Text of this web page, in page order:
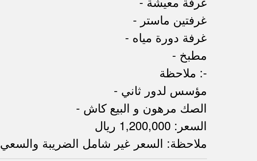
- غرفتين ماستر
- غرفة دورة مياه
- مطبخ
ملاحظة :-
- مؤسس لدور ثاني
- الصك مرهون و البيع كاش
السعر: 1,200,000 ريال
ملاحظة: السعر غير شامل الضريبة والسعي